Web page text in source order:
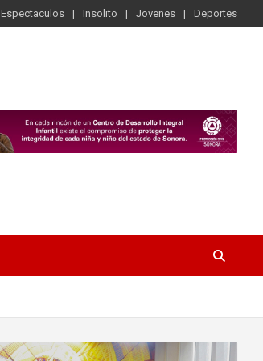
Espectaculos Insolito Jovenes Deportes